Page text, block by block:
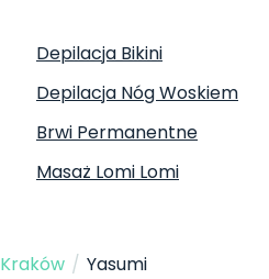
Depilacja Bikini
Depilacja Nóg Woskiem
Brwi Permanentne
Masaż Lomi Lomi
Kraków / Yasumi